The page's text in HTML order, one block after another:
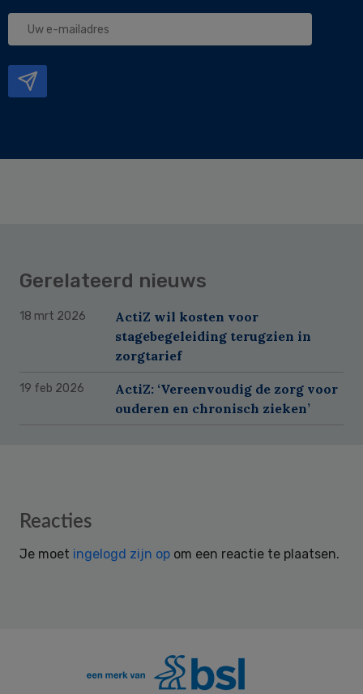
Uw
Gerelateerd nieuws
18 mrt 2026
ActiZ wil kosten voor
stagebegeleiding terugzien in
zorgtarief
19 feb 2026
ActiZ: ‘Vereenvoudig de zorg voor
ouderen en chronisch zieken’
Reader
Reacties
Je moet ingelogd zijn op om een reactie te plaatsen.